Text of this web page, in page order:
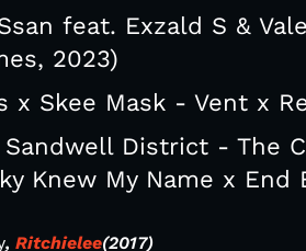
feat. Exzald S &
2023)
x Skee Mask - Vent x
District - The
Knew My Name x End
, Ritchielee(2017)